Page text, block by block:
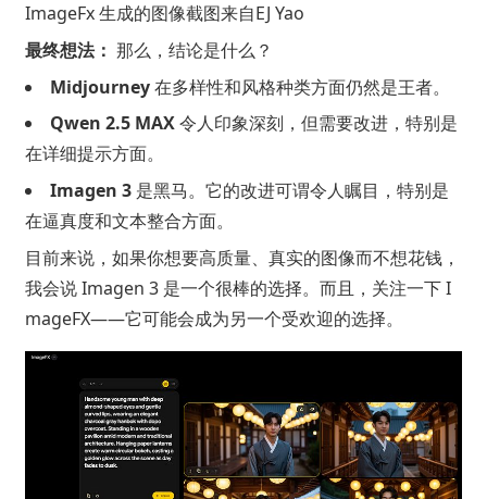
ImageFx 生成的图像截图来自EJ Yao
最终想法： 那么，结论是什么？
Midjourney在多样性和风格种类方面仍然是王者。
Qwen 2.5 MAX令人印象深刻，但需要改进，特别是
在详细提示方面。
Imagen 3 是黑马。它的改进可谓令人瞩目，特别是
在逼真度和文本整合方面。
目前来说，如果你想要高质量、真实的图像而不想花钱，
我会说 Imagen 3 是一个很棒的选择。而且，关注一下 I
mageFX——它可能会成为另一个受欢迎的选择。